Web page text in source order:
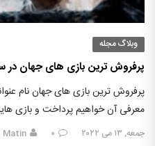
وبلاگ مجله
پرفروش ترین بازی های جهان در سال ۲۰۲۲
پرفروش ترین بازی های جهان نام
معرفی آن خواهیم پرداخت و بازی
جمعه, ۱۳ می ۲۰۲۲ ۰ Matin